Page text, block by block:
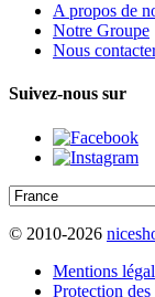
A propos de
Notre Groupe
Nous
Suivez-nous sur
© 2010-2026
Mentions
Protection